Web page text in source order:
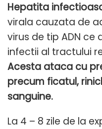
Hepatita
virala cauzata de
virus de tip ADN ce
infectii al tractului
Acesta ataca cu
precum ficatul,
sanguine.
La 4 – 8 zile de la